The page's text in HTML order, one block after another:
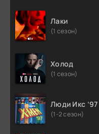
Лаки
(1 сезон)
Холод
(1 сезон)
Люди Икс ’97
(1-2 сезон)